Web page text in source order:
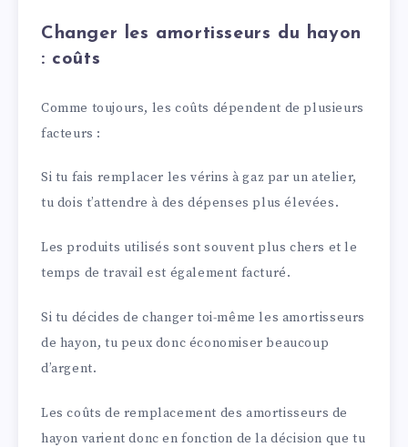
Changer les amortisseurs du hayon
: coûts
Comme toujours, les coûts dépendent de plusieurs
facteurs :
Si tu fais remplacer les vérins à gaz par un atelier,
tu dois t’attendre à des dépenses plus élevées.
Les produits utilisés sont souvent plus chers et le
temps de travail est également facturé.
Si tu décides de changer toi-même les amortisseurs
de hayon, tu peux donc économiser beaucoup
d’argent.
Les coûts de remplacement des amortisseurs de
hayon varient donc en fonction de la décision que tu